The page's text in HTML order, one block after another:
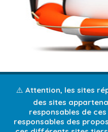
⚠️ Attention, les sites
des sites
responsables de
responsables des